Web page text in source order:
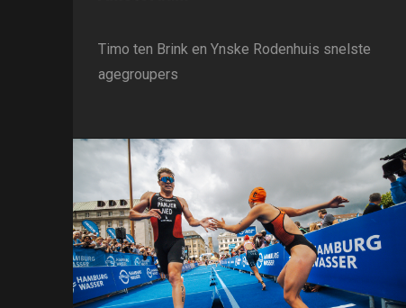
Timo ten Brink en Ynske Rodenhuis snelste
agegroupers